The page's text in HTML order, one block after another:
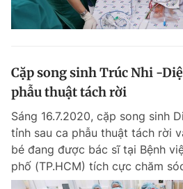
Cặp song sinh Trúc Nhi -
phẫu thuật tách rời
Sáng 16.7.2020, cặp song sinh
tỉnh sau ca phẫu thuật tách rời
bé đang được bác sĩ tại Bệnh
phố (TP.HCM) tích cực chăm